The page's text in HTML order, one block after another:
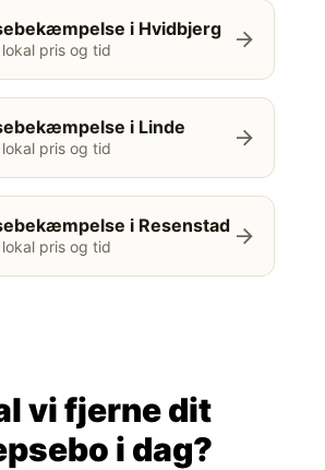
i Hvidbjerg
pris og tid arrow_forward
i Linde
pris og tid arrow_forward
i Resenstad
pris og tid arrow_forward
vi fjerne dit
i dag?